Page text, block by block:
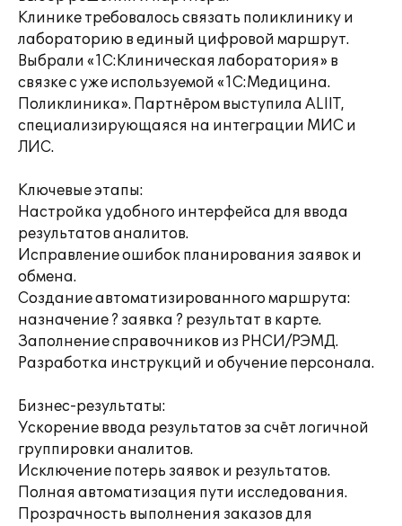
Клинике требовалось связать поликлинику и
лабораторию в единый цифровой маршрут.
Выбрали «1С:Клиническая лаборатория» в
связке с уже используемой «1С:Медицина.
Поликлиника». Партнёром выступила ALIIT,
специализирующаяся на интеграции МИС и
ЛИС.
Ключевые этапы:
Настройка удобного интерфейса для ввода
результатов аналитов.
Исправление ошибок планирования заявок и
обмена.
Создание автоматизированного маршрута:
назначение ? заявка ? результат в карте.
Заполнение справочников из РНСИ/РЭМД.
Разработка инструкций и обучение персонала.
Бизнес-результаты:
Ускорение ввода результатов за счёт логичной
группировки аналитов.
Исключение потерь заявок и результатов.
Полная автоматизация пути исследования.
Прозрачность выполнения заказов для